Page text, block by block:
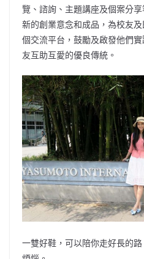
覽、諮詢、主題講座及個案分
新的創業意念和成品，為校友
個交流平台，鼓勵及啟發他們
友互助互愛的優良傳統。
一雙好鞋，可以陪你走好長的